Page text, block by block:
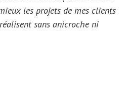
les projets de mes clients
sans anicroche ni